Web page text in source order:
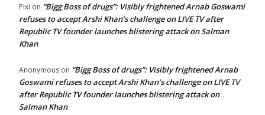
Pixi on “Bigg Boss of drugs”: Visibly frightened Arnab Goswami
refuses to accept Arshi Khan’s challenge on LIVE TV after
Republic TV founder launches blistering attack on Salman
Khan
Anonymous on “Bigg Boss of drugs”: Visibly frightened Arnab
Goswami refuses to accept Arshi Khan’s challenge on LIVE TV
after Republic TV founder launches blistering attack on
Salman Khan